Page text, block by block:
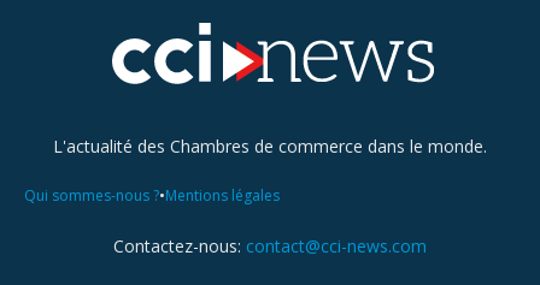
L'actualité des Chambres de commerce dans le monde.
Qui sommes-nous ?•Mentions légales
Contactez-nous: contact@cci-news.com